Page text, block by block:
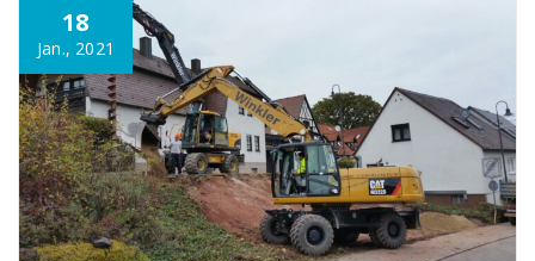
18
Jan., 2021